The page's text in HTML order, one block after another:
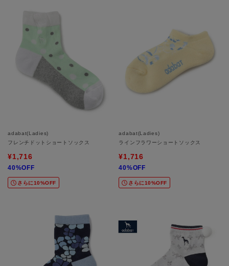
adabat(Ladies)
フレンチドットショートソックス
¥1,716
40%OFF
さらに10%OFF
adabat(Ladies)
ラインフラワーショートソックス
¥1,716
40%OFF
さらに10%OFF